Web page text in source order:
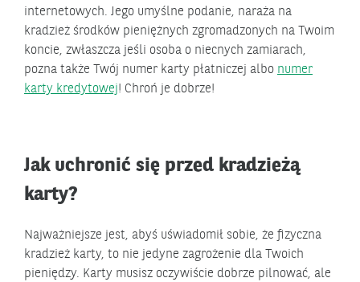
internetowych. Jego umyślne podanie, naraża na
kradzież środków pieniężnych zgromadzonych na Twoim
koncie, zwłaszcza jeśli osoba o niecnych zamiarach,
pozna także Twój numer karty płatniczej albo numer
karty kredytowej! Chroń je dobrze!
Jak uchronić się przed kradzieżą
karty?
Najważniejsze jest, abyś uświadomił sobie, że fizyczna
kradzież karty, to nie jedyne zagrożenie dla Twoich
pieniędzy. Karty musisz oczywiście dobrze pilnować, ale